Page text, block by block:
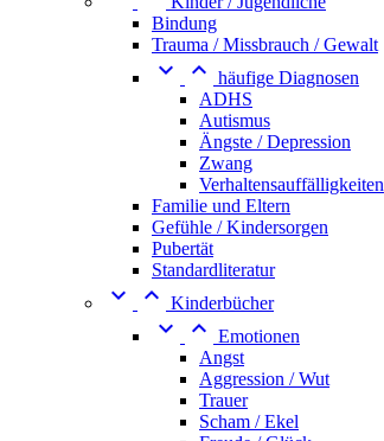
Bindung
Trauma / Missbrauch / Gewalt
  häufige Diagnosen
ADHS
Autismus
Ängste / Depression
Zwang
Verhaltensauffälligkeiten
Familie und Eltern
Gefühle / Kindersorgen
Pubertät
Standardliteratur
  Kinderbücher
  Emotionen
Angst
Aggression / Wut
Trauer
Scham / Ekel